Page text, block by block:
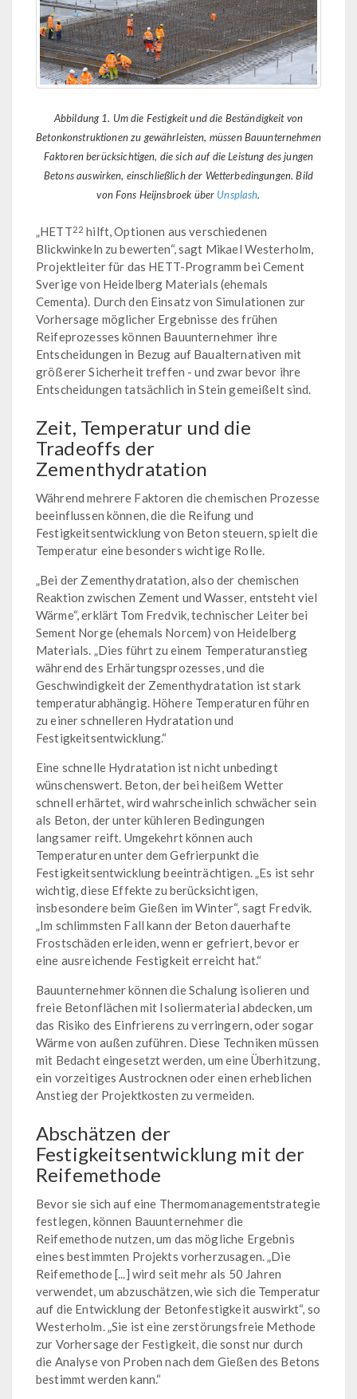
Abbildung 1. Um die Festigkeit und die Beständigkeit von
Betonkonstruktionen zu gewährleisten, müssen Bauunternehmen
Faktoren berücksichtigen, die sich auf die Leistung des jungen
Betons auswirken, einschließlich der Wetterbedingungen. Bild
von Fons Heijnsbroek über Unsplash.
„HETT22 hilft, Optionen aus verschiedenen
Blickwinkeln zu bewerten“, sagt Mikael Westerholm,
Projektleiter für das HETT-Programm bei Cement
Sverige von Heidelberg Materials (ehemals
Cementa). Durch den Einsatz von Simulationen zur
Vorhersage möglicher Ergebnisse des frühen
Reifeprozesses können Bauunternehmer ihre
Entscheidungen in Bezug auf Baualternativen mit
größerer Sicherheit treffen - und zwar bevor ihre
Entscheidungen tatsächlich in Stein gemeißelt sind.
Zeit, Temperatur und die
Tradeoffs der
Zementhydratation
Während mehrere Faktoren die chemischen Prozesse
beeinflussen können, die die Reifung und
Festigkeitsentwicklung von Beton steuern, spielt die
Temperatur eine besonders wichtige Rolle.
„Bei der Zementhydratation, also der chemischen
Reaktion zwischen Zement und Wasser, entsteht viel
Wärme“, erklärt Tom Fredvik, technischer Leiter bei
Sement Norge (ehemals Norcem) von Heidelberg
Materials. „Dies führt zu einem Temperaturanstieg
während des Erhärtungsprozesses, und die
Geschwindigkeit der Zementhydratation ist stark
temperaturabhängig. Höhere Temperaturen führen
zu einer schnelleren Hydratation und
Festigkeitsentwicklung.“
Eine schnelle Hydratation ist nicht unbedingt
wünschenswert. Beton, der bei heißem Wetter
schnell erhärtet, wird wahrscheinlich schwächer sein
als Beton, der unter kühleren Bedingungen
langsamer reift. Umgekehrt können auch
Temperaturen unter dem Gefrierpunkt die
Festigkeitsentwicklung beeinträchtigen. „Es ist sehr
wichtig, diese Effekte zu berücksichtigen,
insbesondere beim Gießen im Winter“, sagt Fredvik.
„Im schlimmsten Fall kann der Beton dauerhafte
Frostschäden erleiden, wenn er gefriert, bevor er
eine ausreichende Festigkeit erreicht hat.“
Bauunternehmer können die Schalung isolieren und
freie Betonflächen mit Isoliermaterial abdecken, um
das Risiko des Einfrierens zu verringern, oder sogar
Wärme von außen zuführen. Diese Techniken müssen
mit Bedacht eingesetzt werden, um eine Überhitzung,
ein vorzeitiges Austrocknen oder einen erheblichen
Anstieg der Projektkosten zu vermeiden.
Abschätzen der
Festigkeitsentwicklung mit der
Reifemethode
Bevor sie sich auf eine Thermomanagementstrategie
festlegen, können Bauunternehmer die
Reifemethode nutzen, um das mögliche Ergebnis
eines bestimmten Projekts vorherzusagen. „Die
Reifemethode [...] wird seit mehr als 50 Jahren
verwendet, um abzuschätzen, wie sich die Temperatur
auf die Entwicklung der Betonfestigkeit auswirkt“, so
Westerholm. „Sie ist eine zerstörungsfreie Methode
zur Vorhersage der Festigkeit, die sonst nur durch
die Analyse von Proben nach dem Gießen des Betons
bestimmt werden kann.“